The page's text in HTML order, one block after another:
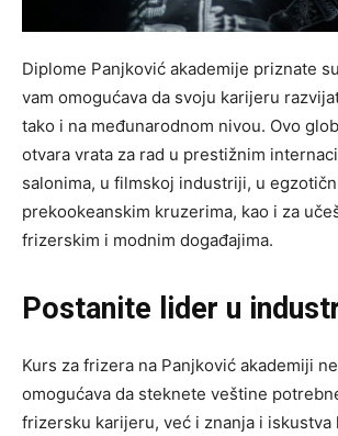
Diplome Panjković akademije priznate
vam omogućava da svoju karijeru
tako i na međunarodnom nivou. Ovo
otvara vrata za rad u prestižnim
salonima, u filmskoj industriji, u
prekookeanskim kruzerima, kao i za
frizerskim i modnim događajima.
Postanite lider u
Kurs za frizera na Panjković akademiji
omogućava da steknete veštine
frizersku karijeru, već i znanja i iskustva